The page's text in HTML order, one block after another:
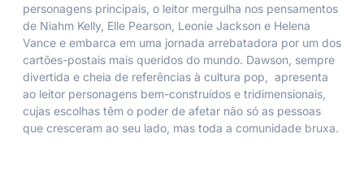
personagens principais, o leitor mergulha nos pensamentos
de Niahm Kelly, Elle Pearson, Leonie Jackson e Helena
Vance e embarca em uma jornada arrebatadora por um dos
cartões-postais mais queridos do mundo. Dawson, sempre
divertida e cheia de referências à cultura pop, apresenta
ao leitor personagens bem-construídos e tridimensionais,
cujas escolhas têm o poder de afetar não só as pessoas
que cresceram ao seu lado, mas toda a comunidade bruxa.